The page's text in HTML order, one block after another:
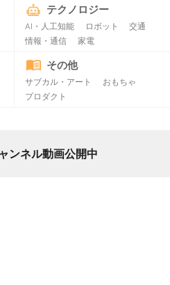
テクノロジー
AI・人工知能 ロボット
交通
情報・通信
家電
その他
サブカル・アート
おもちゃ
プロダクト
ンネル動画公開中